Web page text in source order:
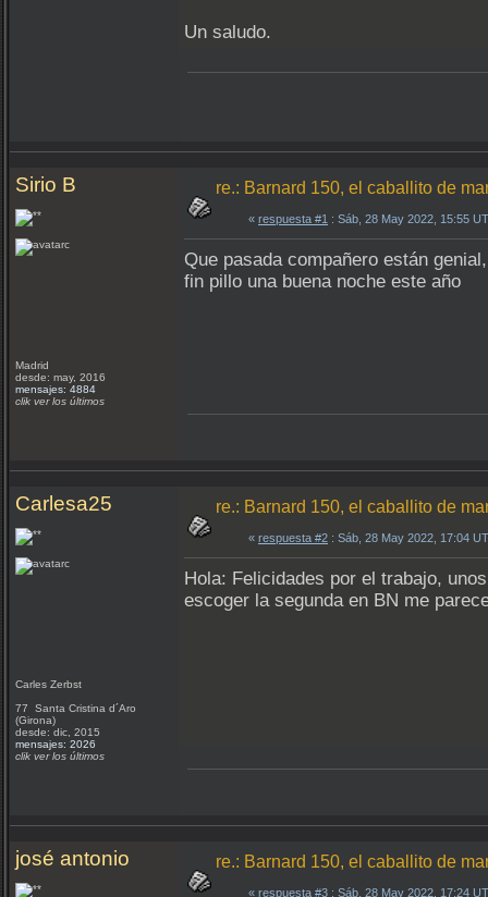
Un saludo.
Sirio B
Madrid
desde: may, 2016
mensajes: 4884
clik ver los últimos
re.: Barnard 150, el caballito de
« respuesta #1 : Sáb, 28 May 2022, 15:55
Que pasada compañero están
fin pillo una buena noche este año
Carlesa25
Carles Zerbst
77 Santa Cristina d´Aro
(Girona)
desde: dic, 2015
mensajes: 2026
clik ver los últimos
re.: Barnard 150, el caballito de
« respuesta #2 : Sáb, 28 May 2022, 17:04
Hola: Felicidades por el trabajo,
escoger la segunda en BN me
josé antonio re.: Barnard 150, el caballito de
« respuesta #3 : Sáb, 28 May 2022, 17:24